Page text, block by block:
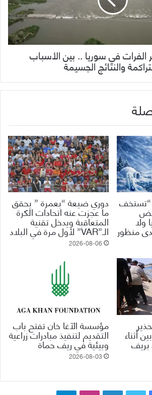
الفرات في سوريا .. بين الأسباب
والنتائج الجسيمة
“تستخف
منظور
دوري ضيعة “بعمرة ” يحقق
ما عجزت عنه اتحادات الكرة
المتعاقبة ويدخل تقنية
الـ”VAR” لأول مرة في البلاد
2026-08-06
أثناء
بريف
مؤسسة الآغا خان تفتح باب
التقديم لتنفيذ مبادرات زراعية
وبيئية في ريف حماة
2026-08-03